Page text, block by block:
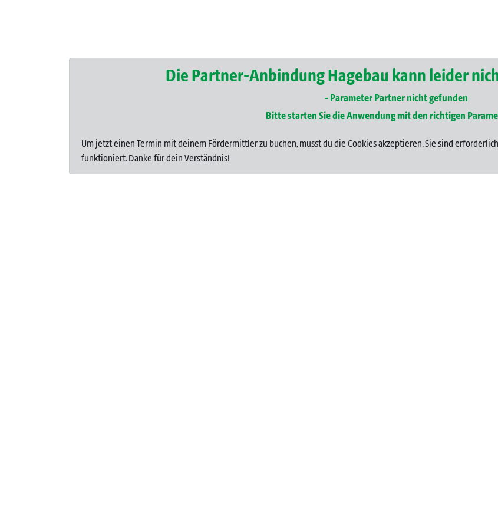
Die Partner-Anbindung Hagebau kann leider
- Parameter Partner nicht gefunden
Bitte starten Sie die Anwendung mit den richtigen
Um jetzt einen Termin mit deinem Fördermittler zu buchen, musst du die Cookies akzeptieren. Sie sind
funktioniert. Danke für dein Verständnis!